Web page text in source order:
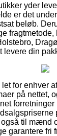
yder
er det
beløb.
fragtmetode,
levere din
let for enhver
på nettet,
til mænd
garantere fri